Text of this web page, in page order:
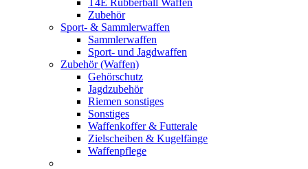
T4E Rubberball Waffen
Zubehör
Sport- & Sammlerwaffen
Sammlerwaffen
Sport- und Jagdwaffen
Zubehör (Waffen)
Gehörschutz
Jagdzubehör
Riemen sonstiges
Sonstiges
Waffenkoffer & Futterale
Zielscheiben & Kugelfänge
Waffenpflege